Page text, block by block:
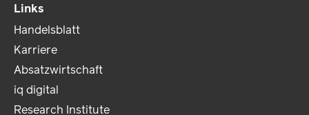
Links
Handelsblatt
Karriere
Absatzwirtschaft
iq digital
Research Institute